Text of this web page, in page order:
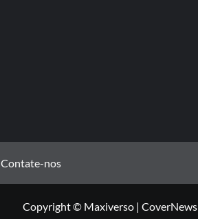
Contate-nos
Copyright © Maxiverso | CoverNews